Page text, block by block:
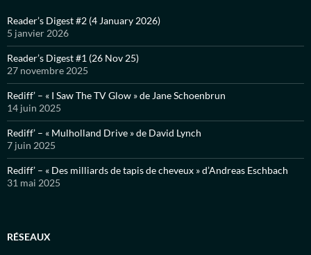
Reader’s Digest #2 (4 January 2026)
5 janvier 2026
Reader’s Digest #1 (26 Nov 25)
27 novembre 2025
Rediff’ – « I Saw The TV Glow » de Jane Schoenbrun
14 juin 2025
Rediff’ – « Mulholland Drive » de David Lynch
7 juin 2025
Rediff’ – « Des milliards de tapis de cheveux » d’Andreas Eschbach
31 mai 2025
RÉSEAUX